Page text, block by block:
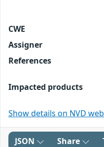
CWE
Assigner
References
Impacted products
Show details on NVD
JSON Share